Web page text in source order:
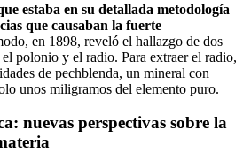
estaba en su detallada metodología
que causaban la fuerte
en 1898, reveló el hallazgo de dos
polonio y el radio. Para extraer el radio,
de pechblenda, un mineral con
unos miligramos del elemento puro.
nuevas perspectivas sobre la